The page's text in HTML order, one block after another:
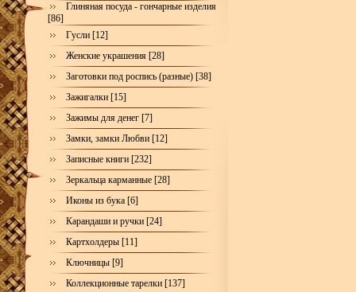
Глиняная посуда - гончарные изделия
[86]
Гусли [12]
Женские украшения [28]
Заготовки под роспись (разные) [38]
Зажигалки [15]
Зажимы для денег [7]
Замки, замки Любви [12]
Записные книги [232]
Зеркальца карманные [28]
Иконы из бука [6]
Карандаши и ручки [24]
Картхолдеры [11]
Ключницы [9]
Коллекционные тарелки [137]